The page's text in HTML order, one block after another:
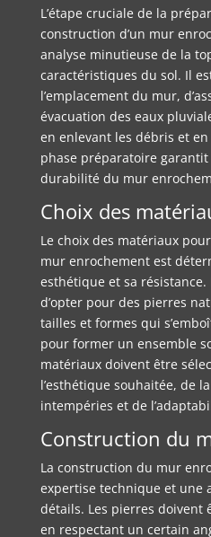
L’étape cruciale de la
construction d’un mur
analyse minutieuse de la
caractéristiques du sol. Il
l’emplacement du mur,
évacuation des eaux
en enlevant les débris et
phase préparatoire
durabilité du mur
Choix des
Le choix des matériaux
mur enrochement est
esthétique et sa
d’opter pour des pierres
tailles et formes qui
pour former un ensemble
matériaux doivent être
l’esthétique souhaitée, de
intempéries et de
Construction du
La construction du mur
expertise technique et une
détails. Les pierres doivent
en respectant un certain